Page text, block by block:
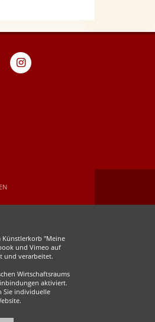
eventpeppers
Künstlerkorb "Meine
und Vimeo auf
und verarbeitet.
Wirtschaftsraums
aktiviert.
Sie individuelle